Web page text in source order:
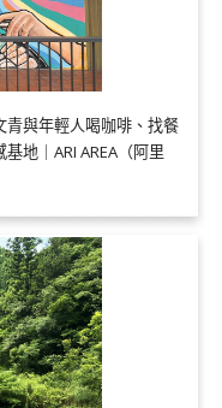
青與年輕人喝咖啡、找餐
地｜ARI AREA（阿里